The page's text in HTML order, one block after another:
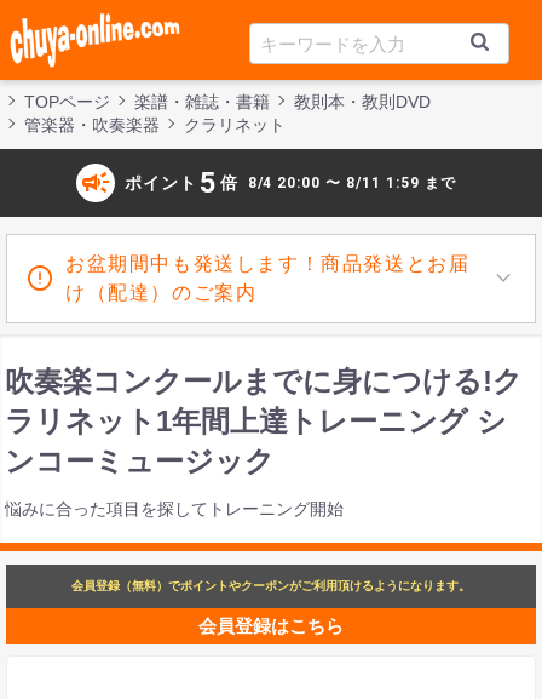
TOPページ 楽譜・雑誌・書籍
教則本・教則DVD
管楽器・吹奏楽器
クラリネット
campaign ポイント 5 倍 8/4 20:00 〜 8/11 1:59 まで
お盆期間中も発送します！商品発送とお届
け（配達）のご案内
吹奏楽コンクールまでに身につける!ク
ラリネット1年間上達トレーニング シ
ンコーミュージック
悩みに合った項目を探してトレーニング開始
会員登録（無料）でポイントやクーポンがご利用頂けるようになります。
会員登録はこちら